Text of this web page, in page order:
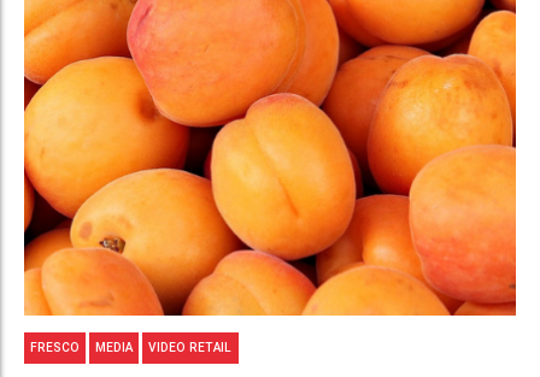
FRESCO MEDIA VIDEO RETAIL